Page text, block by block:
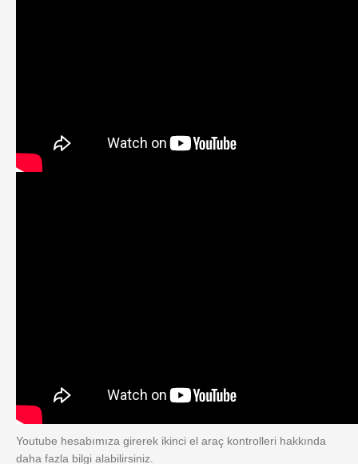
Youtube hesabımıza girerek ikinci el araç kontrolleri hakkında
daha fazla bilgi alabilirsiniz.